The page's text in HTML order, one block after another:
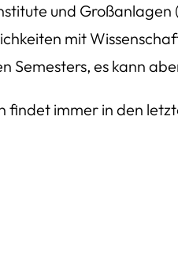
und
mit
Semesters, es kann
findet immer in den